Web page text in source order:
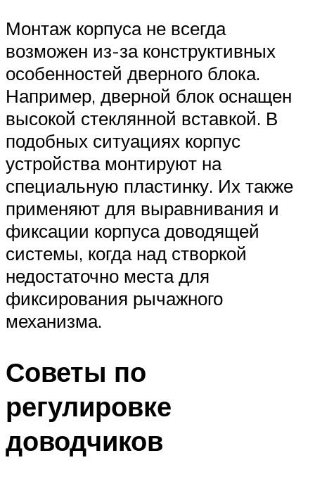
Монтаж корпуса не всегда
возможен из-за конструктивных
особенностей дверного блока.
Например, дверной блок оснащен
высокой стеклянной вставкой. В
подобных ситуациях корпус
устройства монтируют на
специальную пластинку. Их также
применяют для выравнивания и
фиксации корпуса доводящей
системы, когда над створкой
недостаточно места для
фиксирования рычажного
механизма.
Советы по
регулировке
доводчиков